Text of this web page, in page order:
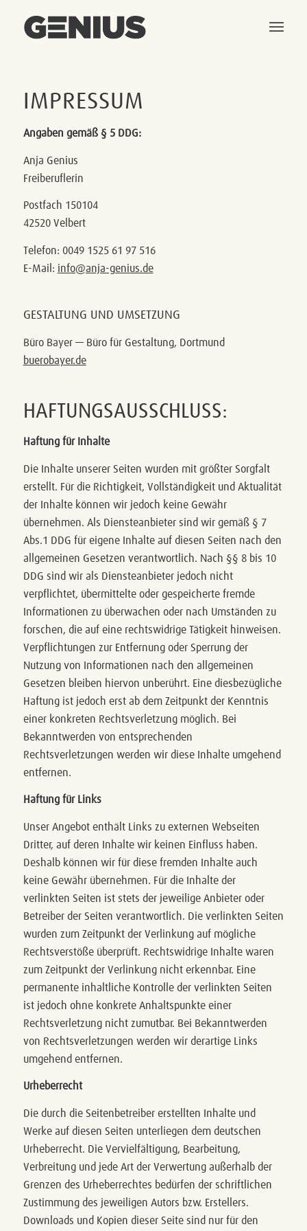
IMPRESSUM
Angaben gemäß § 5 DDG:
Anja Genius
Freiberuflerin
Postfach 150104
42520 Velbert
Telefon: 0049 1525 61 97 516
E-Mail: info@anja-genius.de
GESTALTUNG UND UMSETZUNG
Büro Bayer — Büro für Gestaltung, Dortmund
buerobayer.de
HAFTUNGSAUSSCHLUSS:
Haftung für Inhalte
Die Inhalte unserer Seiten wurden mit größter Sorgfalt
erstellt. Für die Richtigkeit, Vollständigkeit und Aktualität
der Inhalte können wir jedoch keine Gewähr
übernehmen. Als Diensteanbieter sind wir gemäß § 7
Abs.1 DDG für eigene Inhalte auf diesen Seiten nach den
allgemeinen Gesetzen verantwortlich. Nach §§ 8 bis 10
DDG sind wir als Diensteanbieter jedoch nicht
verpflichtet, übermittelte oder gespeicherte fremde
Informationen zu überwachen oder nach Umständen zu
forschen, die auf eine rechtswidrige Tätigkeit hinweisen.
Verpflichtungen zur Entfernung oder Sperrung der
Nutzung von Informationen nach den allgemeinen
Gesetzen bleiben hiervon unberührt. Eine diesbezügliche
Haftung ist jedoch erst ab dem Zeitpunkt der Kenntnis
einer konkreten Rechtsverletzung möglich. Bei
Bekanntwerden von entsprechenden
Rechtsverletzungen werden wir diese Inhalte umgehend
entfernen.
Haftung für Links
Unser Angebot enthält Links zu externen Webseiten
Dritter, auf deren Inhalte wir keinen Einfluss haben.
Deshalb können wir für diese fremden Inhalte auch
keine Gewähr übernehmen. Für die Inhalte der
verlinkten Seiten ist stets der jeweilige Anbieter oder
Betreiber der Seiten verantwortlich. Die verlinkten Seiten
wurden zum Zeitpunkt der Verlinkung auf mögliche
Rechtsverstöße überprüft. Rechtswidrige Inhalte waren
zum Zeitpunkt der Verlinkung nicht erkennbar. Eine
permanente inhaltliche Kontrolle der verlinkten Seiten
ist jedoch ohne konkrete Anhaltspunkte einer
Rechtsverletzung nicht zumutbar. Bei Bekanntwerden
von Rechtsverletzungen werden wir derartige Links
umgehend entfernen.
Urheberrecht
Die durch die Seitenbetreiber erstellten Inhalte und
Werke auf diesen Seiten unterliegen dem deutschen
Urheberrecht. Die Vervielfältigung, Bearbeitung,
Verbreitung und jede Art der Verwertung außerhalb der
Grenzen des Urheberrechtes bedürfen der schriftlichen
Zustimmung des jeweiligen Autors bzw. Erstellers.
Downloads und Kopien dieser Seite sind nur für den